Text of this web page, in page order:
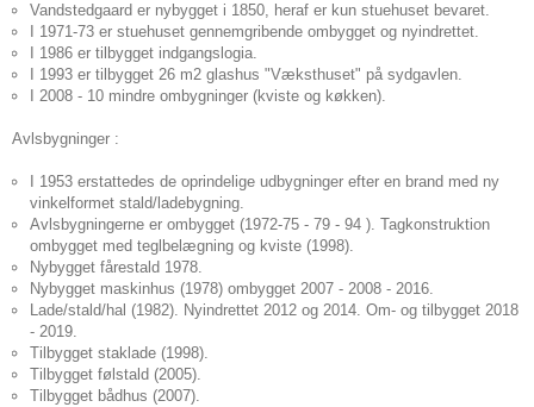
Vandstedgaard er nybygget i 1850, heraf er kun stuehuset bevaret.
I 1971-73 er stuehuset gennemgribende ombygget og nyindrettet.
I 1986 er tilbygget indgangslogia.
I 1993 er tilbygget 26 m2 glashus "Væksthuset" på sydgavlen.
I 2008 - 10 mindre ombygninger (kviste og køkken).
Avlsbygninger :
I 1953 erstattedes de oprindelige udbygninger efter en brand med ny
vinkelformet stald/ladebygning.
Avlsbygningerne er ombygget (1972-75 - 79 - 94 ). Tagkonstruktion
ombygget med teglbelægning og kviste (1998).
Nybygget fårestald 1978.
Nybygget maskinhus (1978) ombygget 2007 - 2008 - 2016.
Lade/stald/hal (1982). Nyindrettet 2012 og 2014. Om- og tilbygget 2018
- 2019.
Tilbygget staklade (1998).
Tilbygget følstald (2005).
Tilbygget bådhus (2007).